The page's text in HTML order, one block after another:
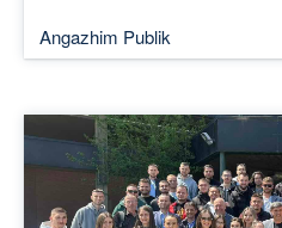
Angazhim Publik